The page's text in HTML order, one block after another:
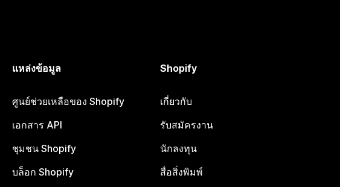
แหล่งข้อมูล
ศูนย์ช่วยเหลือของ Shopify
เอกสาร API
ชุมชน Shopify
บล็อก Shopify
Shopify
เกี่ยวกับ
รับสมัครงาน
นักลงทุน
สื่อสิ่งพิมพ์